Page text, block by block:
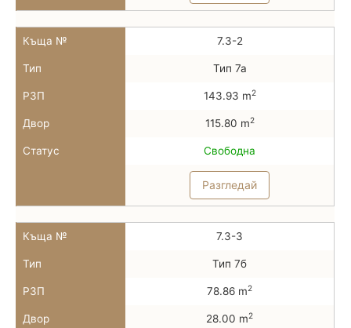
Къща № 7.3-2
Тип Тип 7а
РЗП 143.93 m2
Двор 115.80 m2
Статус Свободна
Разгледай
Къща № 7.3-3
Тип Тип 7б
РЗП 78.86 m2
Двор 28.00 m2